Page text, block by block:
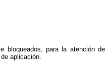
bloqueados, para la atención
aplicación.